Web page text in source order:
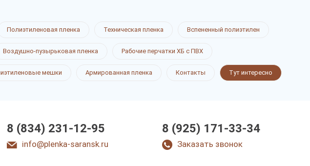
Полиэтиленовая пленка Техническая пленка Вспененный полиэтилен
Воздушно-пузырьковая пленка Рабочие перчатки ХБ с ПВХ
мешки Армированная пленка Контакты Тут интересно
8 (834) 231-12-95
info@plenka-saransk.ru
8 (925) 171-33-34
Заказать звонок